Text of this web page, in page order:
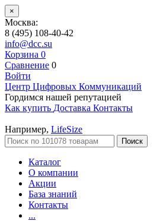
×
Москва:
8 (495) 108-40-42
info@dcc.su
Корзина 0
Сравнение 0
Войти
Центр Цифровых Коммуникаций
Гордимся нашей репутацией
Как купить Доставка Контакты
Например, LifeSize
Поиск
Каталог
О компании
Акции
База знаний
Контакты
...